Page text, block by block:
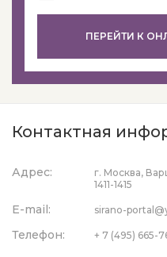
ПЕРЕЙТИ К
Контактная
Адрес:
г. Москва,
1411-1415
E-mail: sirano-
Телефон: + 7 (495) 665-